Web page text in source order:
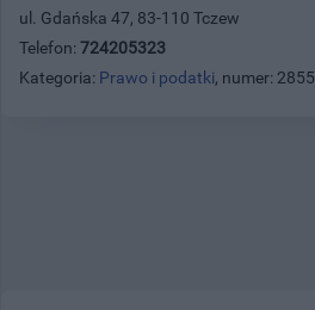
ul. Gdańska 47, 83-110 Tczew
Telefon: 724205323
Kategoria: Prawo i podatki, numer: 2855